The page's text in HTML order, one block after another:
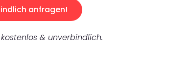
anfragen!
& unverbindlich.